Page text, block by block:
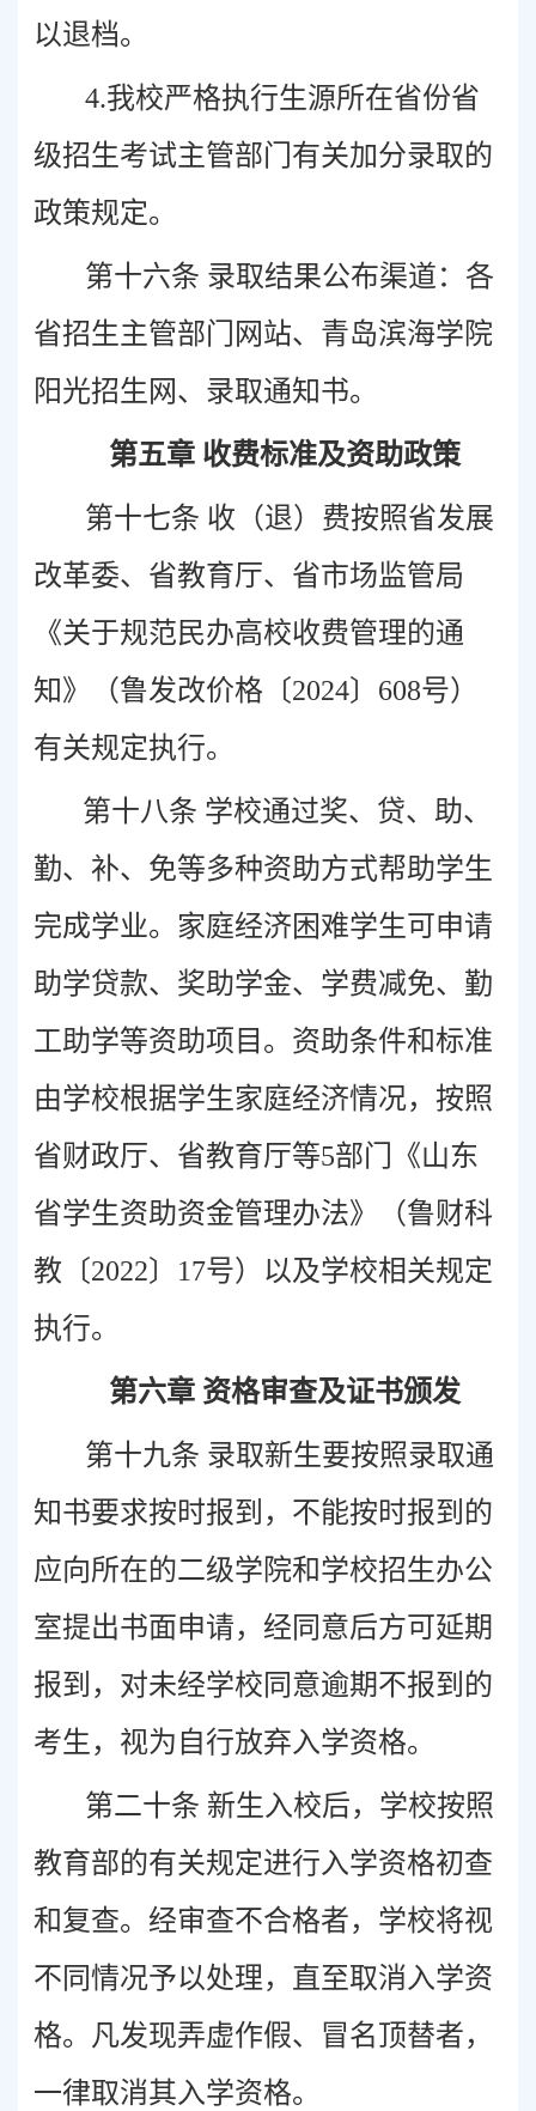
以退档。
4.我校严格执行生源所在省份省
级招生考试主管部门有关加分录取的
政策规定。
第十六条 录取结果公布渠道：各
省招生主管部门网站、青岛滨海学院
阳光招生网、录取通知书。
第五章 收费标准及资助政策
第十七条 收（退）费按照省发展
改革委、省教育厅、省市场监管局
《关于规范民办高校收费管理的通
知》（鲁发改价格〔2024〕608号）
有关规定执行。
第十八条 学校通过奖、贷、助、
勤、补、免等多种资助方式帮助学生
完成学业。家庭经济困难学生可申请
助学贷款、奖助学金、学费减免、勤
工助学等资助项目。资助条件和标准
由学校根据学生家庭经济情况，按照
省财政厅、省教育厅等5部门《山东
省学生资助资金管理办法》（鲁财科
教〔2022〕17号）以及学校相关规定
执行。
第六章 资格审查及证书颁发
第十九条 录取新生要按照录取通
知书要求按时报到，不能按时报到的
应向所在的二级学院和学校招生办公
室提出书面申请，经同意后方可延期
报到，对未经学校同意逾期不报到的
考生，视为自行放弃入学资格。
第二十条 新生入校后，学校按照
教育部的有关规定进行入学资格初查
和复查。经审查不合格者，学校将视
不同情况予以处理，直至取消入学资
格。凡发现弄虚作假、冒名顶替者，
一律取消其入学资格。